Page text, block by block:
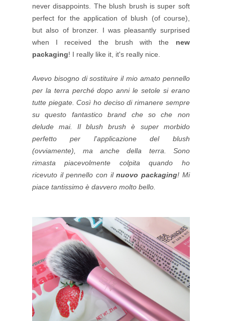
never disappoints. The blush brush is super soft
perfect for the application of blush (of course),
but also of bronzer. I was pleasantly surprised
when I received the brush with the new
packaging! I really like it, it's really nice.
Avevo bisogno di sostituire il mio amato pennello
per la terra perché dopo anni le setole si erano
tutte piegate. Così ho deciso di rimanere sempre
su questo fantastico brand che so che non
delude mai. Il blush brush è super morbido
perfetto per l'applicazione del blush
(ovviamente), ma anche della terra. Sono
rimasta piacevolmente colpita quando ho
ricevuto il pennello con ilnuovo packaging! Mi
piace tantissimo è davvero molto bello.